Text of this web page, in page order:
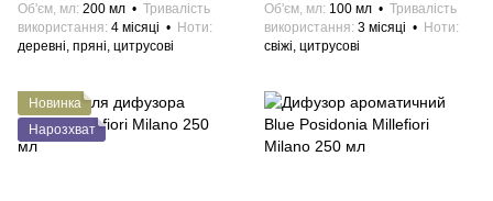
Об'єм, мл 200 мл
Тривалість
використання 4 місяці
Ноти
деревні, пряні, цитрусові
Об'єм, мл 100 мл
Тривалість
використання 3 місяці
Ноти
свіжі, цитрусові
Новинка
Нарозхват